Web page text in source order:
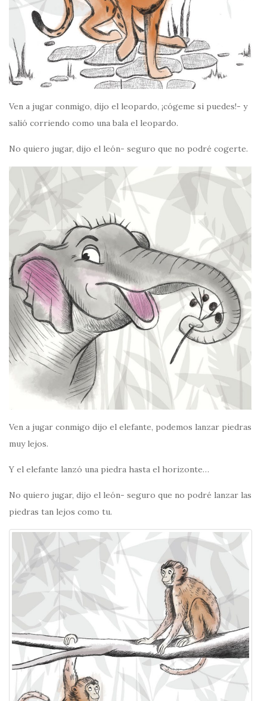
Ven a jugar conmigo, dijo el leopardo, ¡cógeme si puedes!- y
salió corriendo como una bala el leopardo.
No quiero jugar, dijo el león- seguro que no podré cogerte.
Ven a jugar conmigo dijo el elefante, podemos lanzar piedras
muy lejos.
Y el elefante lanzó una piedra hasta el horizonte…
No quiero jugar, dijo el león- seguro que no podré lanzar las
piedras tan lejos como tu.